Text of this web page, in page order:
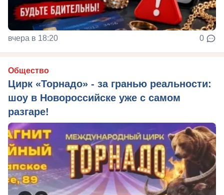
вчера в 18:20 0
Общество
Цирк «Торнадо» - за гранью реальности:
шоу в Новороссийске уже с самом
разгаре!